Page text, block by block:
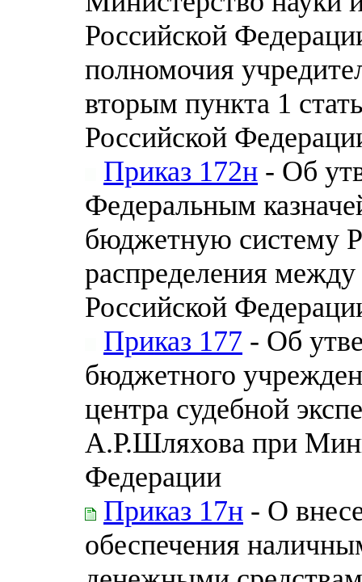
Российской
полномочия
вторым пункта 1
Российской
Приказ 172н - Об
Федеральным
бюджетную систему
распределения
Российской
Приказ 177 - Об
бюджетного
центра судебной
А.Р.Шляхова при
Федерации
Приказ 17н - О
обеспечения